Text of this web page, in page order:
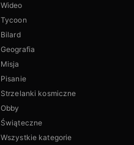
Wideo
Tycoon
Bilard
Geografia
Misja
Pisanie
Strzelanki kosmiczne
Obby
Świąteczne
Wszystkie kategorie